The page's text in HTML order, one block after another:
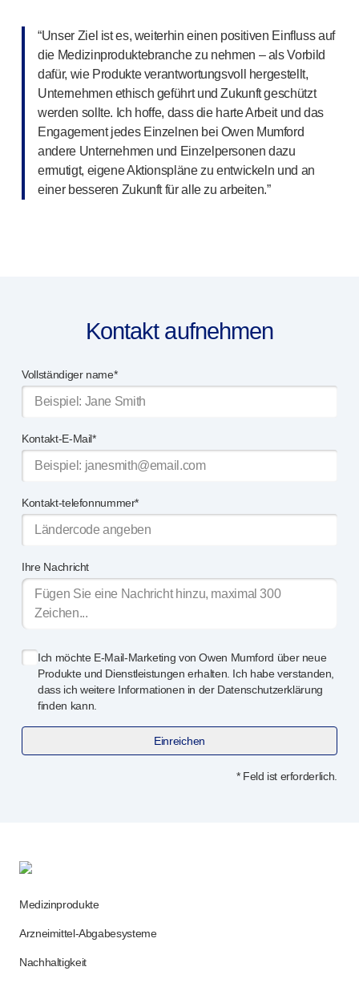
“Unser Ziel ist es, weiterhin einen positiven Einfluss auf
die Medizinproduktebranche zu nehmen – als Vorbild
dafür, wie Produkte verantwortungsvoll hergestellt,
Unternehmen ethisch geführt und Zukunft geschützt
werden sollte. Ich hoffe, dass die harte Arbeit und das
Engagement jedes Einzelnen bei Owen Mumford
andere Unternehmen und Einzelpersonen dazu
ermutigt, eigene Aktionspläne zu entwickeln und an
einer besseren Zukunft für alle zu arbeiten.”
Kontakt aufnehmen
Vollständiger name*
Kontakt-E-Mail*
Kontakt-telefonnummer*
Ihre Nachricht
Ich möchte E-Mail-Marketing von Owen Mumford über neue
Produkte und Dienstleistungen erhalten. Ich habe verstanden,
dass ich weitere Informationen in der Datenschutzerklärung
finden kann.
Einreichen
* Feld ist erforderlich.
Medizinprodukte
Arzneimittel-Abgabesysteme
Nachhaltigkeit